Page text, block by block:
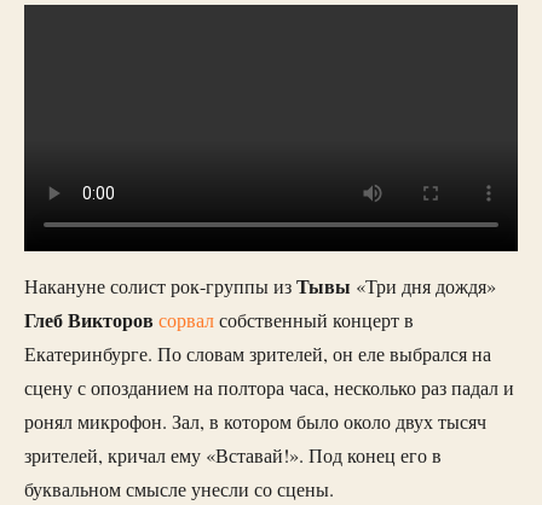
Накануне солист рок-группы изТывы «Три дня дождя»
Глеб Викторов сорвалсобственный концерт в
Екатеринбурге. По словам зрителей, он еле выбрался на
сцену с опозданием на полтора часа, несколько раз падал и
ронял микрофон. Зал, в котором было около двух тысяч
зрителей, кричал ему «Вставай!». Под конец его в
буквальном смысле унесли со сцены.